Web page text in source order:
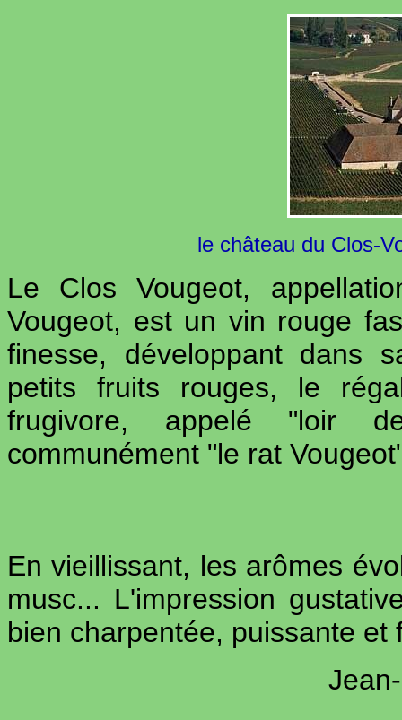
le château du Clos-
Le Clos Vougeot,
Vougeot, est un vin rouge
finesse, développant dans
petits fruits rouges, le
frugivore, appelé "loir
communément "le rat
En vieillissant, les arômes
musc... L'impression
bien charpentée, puissante et